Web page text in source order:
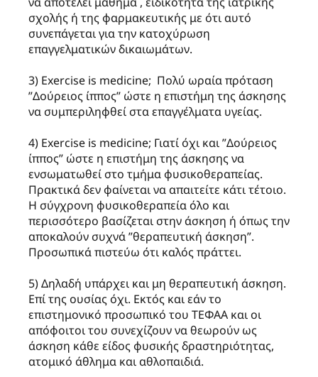
σχολής ή της φαρμακευτικής με ότι αυτό
συνεπάγεται για την κατοχύρωση
επαγγελματικών δικαιωμάτων.
3) Exercise is medicine; Πολύ ωραία πρόταση
”Δούρειος ίππος” ώστε η επιστήμη της άσκησης
να συμπεριληφθεί στα επαγγέλματα υγείας.
4) Exercise is medicine; Γιατί όχι και ”Δούρειος
ίππος” ώστε η επιστήμη της άσκησης να
ενσωματωθεί στο τμήμα φυσικοθεραπείας.
Πρακτικά δεν φαίνεται να απαιτείτε κάτι τέτοιο.
Η σύγχρονη φυσικοθεραπεία όλο και
περισσότερο βασίζεται στην άσκηση ή όπως την
αποκαλούν συχνά ”θεραπευτική άσκηση”.
Προσωπικά πιστεύω ότι καλός πράττει.
5) Δηλαδή υπάρχει και μη θεραπευτική άσκηση.
Επί της ουσίας όχι. Εκτός και εάν το
επιστημονικό προσωπικό του ΤΕΦΑΑ και οι
απόφοιτοι του συνεχίζουν να θεωρούν ως
άσκηση κάθε είδος φυσικής δραστηριότητας,
ατομικό άθλημα και αθλοπαιδιά.